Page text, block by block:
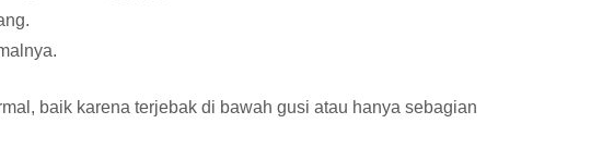
baik karena terjebak di bawah gusi atau hanya sebagian